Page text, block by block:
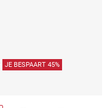
JE BESPAART 45%